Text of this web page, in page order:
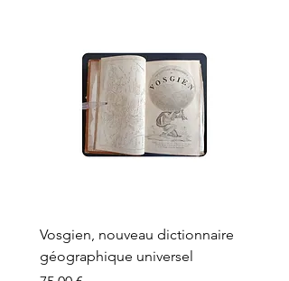
Vosgien, nouveau dictionnaire
géographique universel